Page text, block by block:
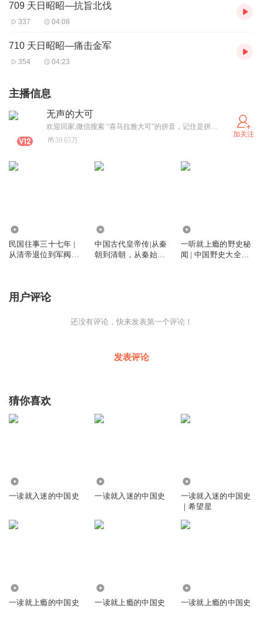
709 天日昭昭—抗旨北伐
337 04:08
710 天日昭昭—痛击金军
354 04:23
主播信息
无声的大可
欢迎回家,微信搜索 “喜马拉雅大可”的拼音，记住是拼音哦。
59.65万
加关注
民国往事三十七年 |
从清帝退位到军阀混
中国古代皇帝传|从秦
朝到清朝，从秦始皇
一听就上瘾的野史秘
闻 | 中国野史大全集 |
用户评论
还没有评论，快来发表第一个评论！
发表评论
猜你喜欢
一读就入迷的中国史 一读就入迷的中国史
一读就入迷的中国史
｜希望星
一读就上瘾的中国史 一读就上瘾的中国史 一读就上瘾的中国史